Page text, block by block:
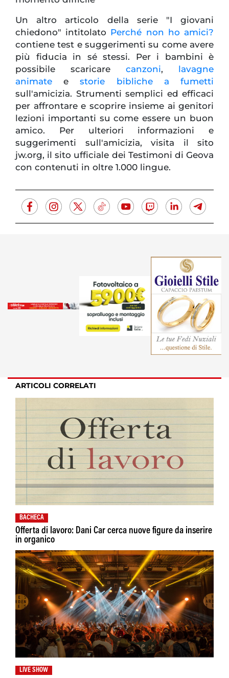
Un altro articolo della serie "I giovani
chiedono" intitolato Perché non ho amici?
contiene test e suggerimenti su come avere
più fiducia in sé stessi. Per i bambini è
possibile scaricare canzoni, lavagne
animate estorie bibliche a fumetti
sull'amicizia. Strumenti semplici ed efficaci
per affrontare e scoprire insieme ai genitori
lezioni importanti su come essere un buon
amico. Per ulteriori informazioni e
suggerimenti sull'amicizia, visita il sito
jw.org, il sito ufficiale dei Testimoni di Geova
con contenuti in oltre 1.000 lingue.
ARTICOLI CORRELATI
BACHECA
Offerta di lavoro: Dani Car cerca nuove figure da inserire
in organico
LIVE SHOW